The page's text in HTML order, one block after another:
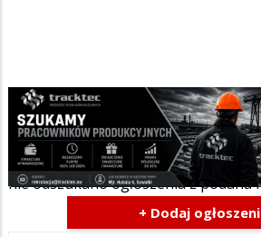
Szukana fraza w ogłoszeniach
nie odszukano ogłoszenia z podana
+ Dodaj